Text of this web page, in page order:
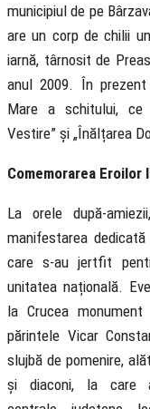
municipiul de pe
are un corp de chilii
iarnă, târnosit de
anul 2009. În
Mare a schitului, ce
Vestire” și „Înălțarea
Comemorarea Eroilor
La orele după-
manifestarea
care s-au jertfit
unitatea națională.
la Crucea
părintele Vicar
slujbă de pomenire,
și diaconi, la care